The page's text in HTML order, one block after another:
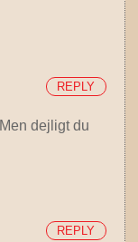
dejligt du
REPLY
REPLY